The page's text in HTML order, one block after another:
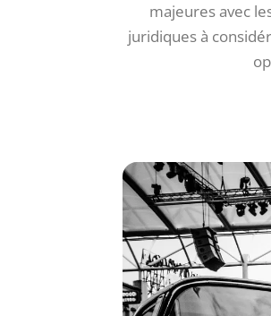
majeures avec
juridiques à